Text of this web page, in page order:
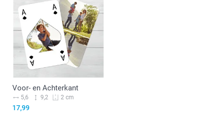
Voor- en Achterkant
5,6 9,2 2 cm
17,99